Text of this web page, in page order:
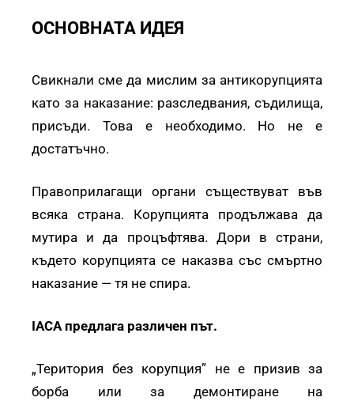
ОСНОВНАТА ИДЕЯ
Свикнали сме да мислим за антикорупцията
като за наказание: разследвания, съдилища,
присъди. Това е необходимо. Но не е
достатъчно.
Правоприлагащи органи съществуват във
всяка страна. Корупцията продължава да
мутира и да процъфтява. Дори в страни,
където корупцията се наказва със смъртно
наказание — тя не спира.
IACA предлага различен път.
„Територия без корупция” не е призив за
борба или за демонтиране на